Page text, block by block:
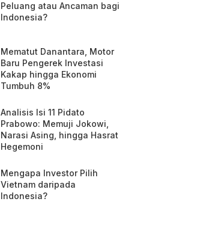
Peluang atau Ancaman bagi
Indonesia?
Mematut Danantara, Motor
Baru Pengerek Investasi
Kakap hingga Ekonomi
Tumbuh 8%
Analisis Isi 11 Pidato
Prabowo: Memuji Jokowi,
Narasi Asing, hingga Hasrat
Hegemoni
Mengapa Investor Pilih
Vietnam daripada
Indonesia?